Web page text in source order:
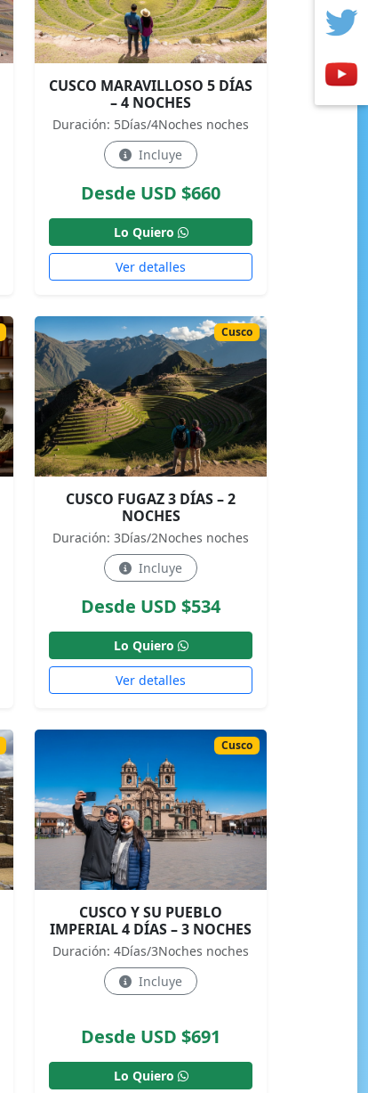
CUSCO MARAVILLOSO 5 DÍAS
– 4 NOCHES
Duración: 5Días/4Noches noches
Incluye
Desde USD $660
Lo Quiero
Ver detalles
Cusco
CUSCO FUGAZ 3 DÍAS – 2
NOCHES
Duración: 3Días/2Noches noches
Incluye
Desde USD $534
Lo Quiero
Ver detalles
Cusco
CUSCO Y SU PUEBLO
IMPERIAL 4 DÍAS – 3 NOCHES
Duración: 4Días/3Noches noches
Incluye
Desde USD $691
Lo Quiero